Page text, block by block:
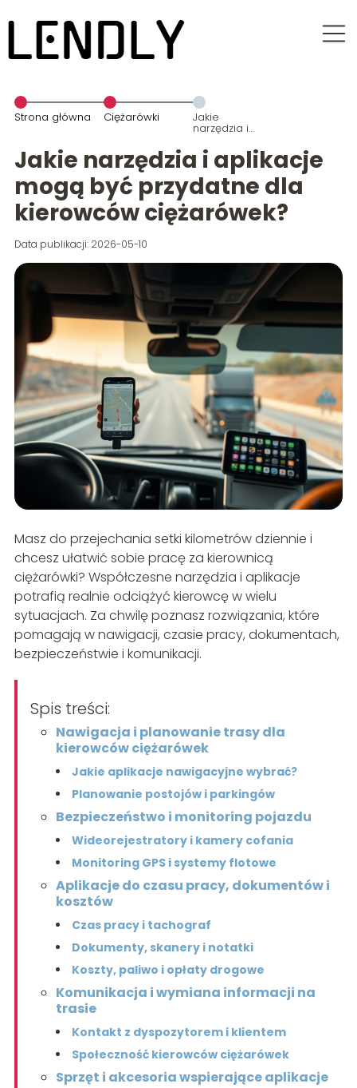
Strona główna Ciężarówki Jakie
narzędzia i
aplikacje
mogą być
przydatne dla
kierowców
ciężarówek?
Jakie narzędzia i aplikacje
mogą być przydatne dla
kierowców ciężarówek?
Data publikacji: 2026-05-10
Masz do przejechania setki kilometrów dziennie i
chcesz ułatwić sobie pracę za kierownicą
ciężarówki? Współczesne narzędzia i aplikacje
potrafią realnie odciążyć kierowcę w wielu
sytuacjach. Za chwilę poznasz rozwiązania, które
pomagają w nawigacji, czasie pracy, dokumentach,
bezpieczeństwie i komunikacji.
Spis treści:
Nawigacja i planowanie trasy dla
kierowców ciężarówek
Jakie aplikacje nawigacyjne wybrać?
Planowanie postojów i parkingów
Bezpieczeństwo i monitoring pojazdu
Wideorejestratory i kamery cofania
Monitoring GPS i systemy flotowe
Aplikacje do czasu pracy, dokumentów i
kosztów
Czas pracy i tachograf
Dokumenty, skanery i notatki
Koszty, paliwo i opłaty drogowe
Komunikacja i wymiana informacji na
trasie
Kontakt z dyspozytorem i klientem
Społeczność kierowców ciężarówek
Sprzęt i akcesoria wspierające aplikacje